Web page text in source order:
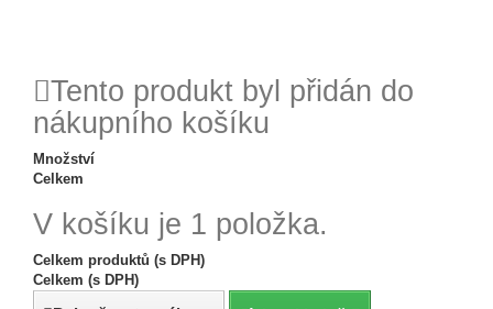
Tento produkt byl přidán do
nákupního košíku
Množství
Celkem
V košíku je 1 položka.
Celkem produktů (s DPH)
Celkem (s DPH)